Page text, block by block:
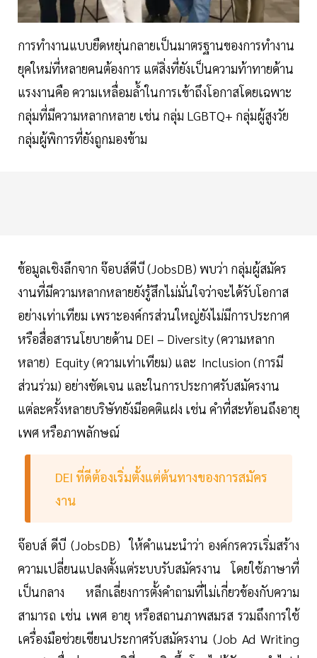
การทำงานแบบยืดหยุ่นกลายเป็นมาตรฐานของการทำงาน
ยุคใหม่ที่หลายคนต้องการ แต่สิ่งที่ยังเป็นความท้าทายด้าน
แรงงานคือ ความเหลื่อมล้ำในการเข้าถึงโอกาสโดยเฉพาะ
กลุ่มที่มีความหลากหลาย เช่น กลุ่ม LGBTQ+ กลุ่มผู้สูงวัย
กลุ่มผู้พิการที่ยังถูกมองข้าม
ข้อมูลเชิงลึกจาก จ๊อบส์ดีบี (JobsDB) พบว่า กลุ่มผู้สมัคร
งานที่มีความหลากหลายยังรู้สึกไม่มั่นใจว่าจะได้รับโอกาส
อย่างเท่าเทียม เพราะองค์กรส่วนใหญ่ยังไม่มีการประกาศ
หรือสื่อสารนโยบายด้าน DEI – Diversity (ความหลาก
หลาย) Equity (ความเท่าเทียม) และ Inclusion (การมี
ส่วนร่วม) อย่างชัดเจน และในการประกาศรับสมัครงาน
แต่ละครั้งหลายบริษัทยังมีอคติแฝง เช่น คำที่สะท้อนถึงอายุ
เพศ หรือภาพลักษณ์
DEI ที่ดีต้องเริ่มตั้งแต่ต้นทางของการสมัคร
งาน
จ๊อบส์ ดีบี (JobsDB) ให้คำแนะนำว่า องค์กรควรเริ่มสร้าง
ความเปลี่ยนแปลงตั้งแต่ระบบรับสมัครงาน โดยใช้ภาษาที่
เป็นกลาง หลีกเลี่ยงการตั้งคำถามที่ไม่เกี่ยวข้องกับความ
สามารถ เช่น เพศ อายุ หรือสถานภาพสมรส รวมถึงการใช้
เครื่องมือช่วยเขียนประกาศรับสมัครงาน (Job Ad Writing